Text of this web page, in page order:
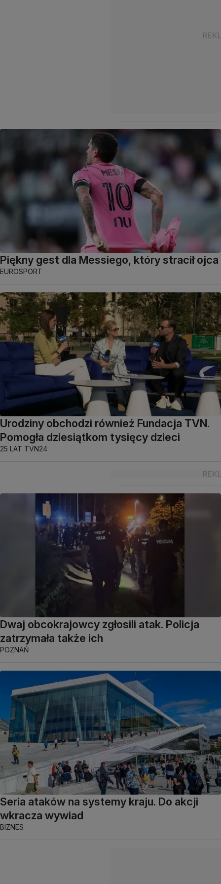
Piękny gest dla Messiego, który stracił ojca
EUROSPORT
Urodziny obchodzi również Fundacja TVN.
Pomogła dziesiątkom tysięcy dzieci
25 LAT TVN24
Dwaj obcokrajowcy zgłosili atak. Policja
zatrzymała także ich
POZNAŃ
Seria ataków na systemy kraju. Do akcji
wkracza wywiad
BIZNES